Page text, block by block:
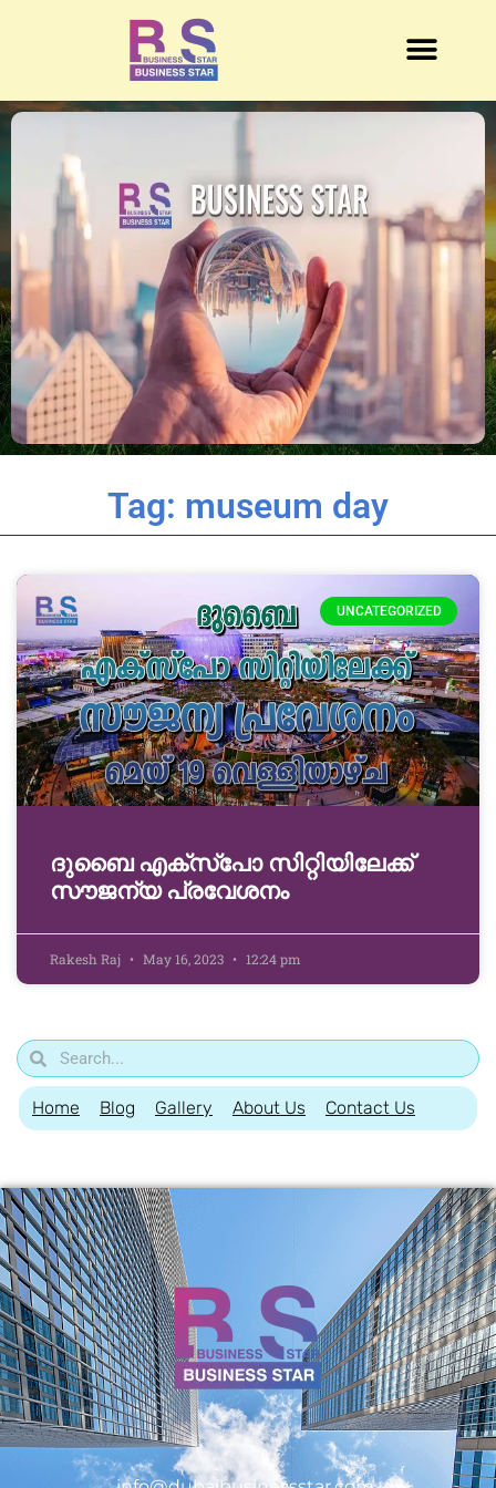
Tag: museum day
UNCATEGORIZED
ദു​ബൈ എ​ക്സ്പോ സിറ്റിയിലേക്ക്
സൗ​ജ​ന്യ പ്ര​വേ​ശ​നം
Rakesh Raj May 16, 2023 12:24 pm
Home Blog Gallery About Us Contact Us